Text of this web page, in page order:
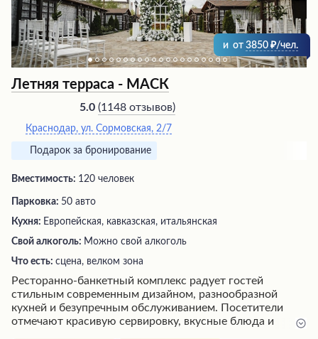
и от 3850 /чел.
Летняя терраса - МАСК
5.0 (1148 отзывов)
Краснодар, ул. Сормовская, 2/7
Подарок за бронирование
Вместимость: 120 человек
Парковка: 50 авто
Кухня: Европейская, кавказская, итальянская
Свой алкоголь: Можно свой алкоголь
Что есть: сцена, велком зона
Ресторанно-банкетный комплекс радует гостей
стильным современным дизайном, разнообразной
кухней и безупречным обслуживанием. Посетители
отмечают красивую сервировку, вкусные блюда и